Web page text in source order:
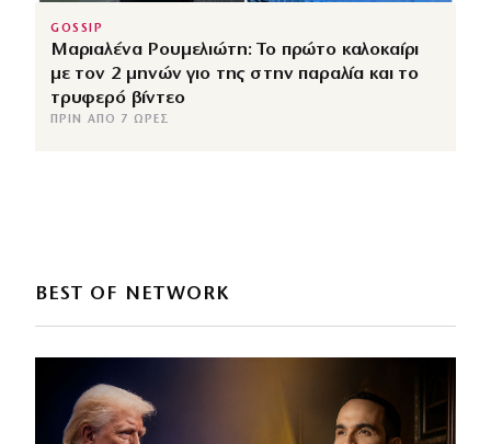
GOSSIP
Μαριαλένα Ρουμελιώτη: Το πρώτο καλοκαίρι
με τον 2 μηνών γιο της στην παραλία και το
τρυφερό βίντεο
ΠΡΙΝ ΑΠΌ 7 ΏΡΕΣ
BEST OF NETWORK